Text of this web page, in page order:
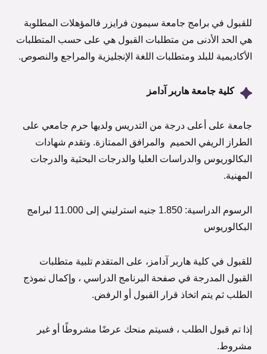
للقبول في برامج جامعة سيمون فرايزر فالمؤهلات المطلوبة
هي الحد الأدنى من متطلبات القبول هي على حسب المتطلبات
الأكاديمية للبلد ومتطلبات اللغة الإنجليزية والمراجع والنصوص.
كلية جامعة هاربر آدامز
جامعة على أعلى درجة من التدريس ولديها حرم جامعي على
الطراز الريفي الحميم والمرافق الممتازة. وتقدم شهادات
البكالوريوس والدراسات العليا والدرجات البحثية والدرجات
المهنية.
الرسوم الدراسية: 1.850 جنيه استرليني إلى 11.000 لبرامج
البكالوريوس
للقبول في كلية هاربر آدامز، على المتقدم تلبية متطلبات
القبول المدرجة في صفحة البرنامج الدراسي ، وإكمال نموذج
الطلب ثم يتم اتخاذ قرار القبول أو الرفض.
إذا تم قبول الطلب ، فسيتم منحك عرضًا مشروطًا أو غير
مشروط.